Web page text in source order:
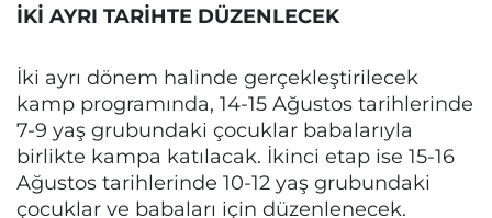
İKİ AYRI TARİHTE DÜZENLECEK
İki ayrı dönem halinde gerçekleştirilecek
kamp programında, 14-15 Ağustos tarihlerinde
7-9 yaş grubundaki çocuklar babalarıyla
birlikte kampa katılacak. İkinci etap ise 15-16
Ağustos tarihlerinde 10-12 yaş grubundaki
çocuklar ve babaları için düzenlenecek.